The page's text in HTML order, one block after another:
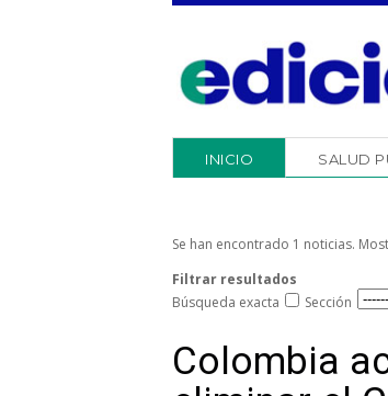
INICIO SALUD
Se han encontrado 1 noticias.
Filtrar resultados
Búsqueda exacta
Sección
Colombia